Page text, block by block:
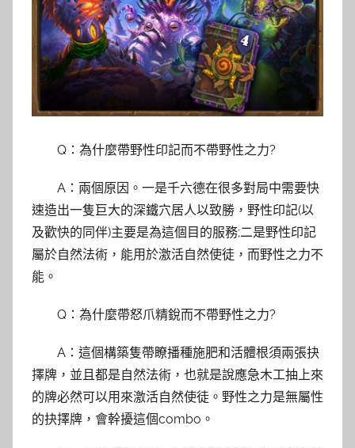
Q：為什麼帶野性印記而不帶野性之力?
A：兩個原因。一是千六德在很多對局中需要快
速造出一隻巨大的深鐵穴居人以致勝，野性印記(以
及歡快的同伴)主要是為這個目的服務;二是野性印記
屬於自然法術，能用於激活自然使徒，而野性之力不
能。
Q：為什麼帶怒爪精銳而不帶野性之力?
A：這個構築隻帶瞭播種施肥和活體根須兩張抉
擇牌，並且都是自然法術，也就是說應急木工抽上來
的牌必然可以用來激活自然使徒。野性之力是無屬性
的抉擇牌，會幹擾這個combo。